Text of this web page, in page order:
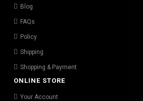
Blog
FAQs
Policy
Shipping
Shopping & Payment
ONLINE STORE
Your Account